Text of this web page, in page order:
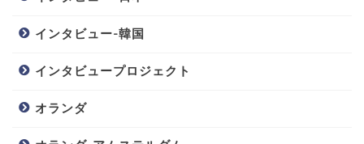
インタビュー-韓国
インタビュープロジェクト
オランダ